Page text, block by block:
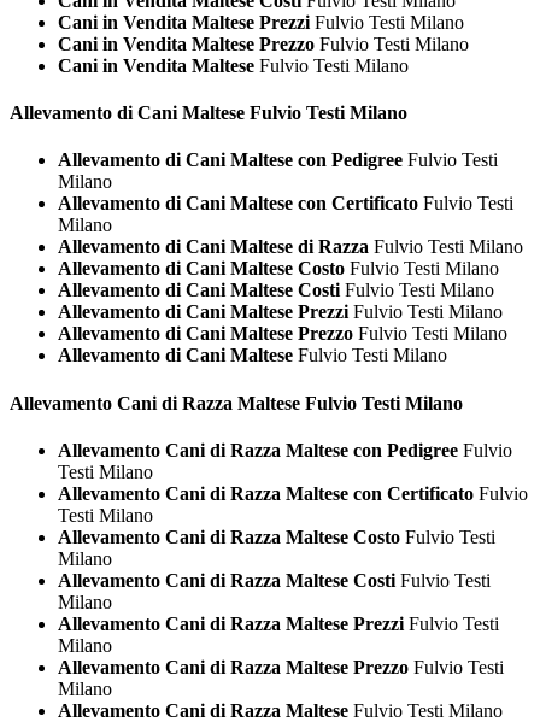
Cani in Vendita Maltese Prezzi Fulvio Testi Milano
Cani in Vendita Maltese Prezzo Fulvio Testi Milano
Cani in Vendita Maltese Fulvio Testi Milano
Allevamento di Cani Maltese Fulvio Testi Milano
Allevamento di Cani Maltese con Pedigree Fulvio Testi
Milano
Allevamento di Cani Maltese con Certificato Fulvio Testi
Milano
Allevamento di Cani Maltese di Razza Fulvio Testi Milano
Allevamento di Cani Maltese Costo Fulvio Testi Milano
Allevamento di Cani Maltese Costi Fulvio Testi Milano
Allevamento di Cani Maltese Prezzi Fulvio Testi Milano
Allevamento di Cani Maltese Prezzo Fulvio Testi Milano
Allevamento di Cani Maltese Fulvio Testi Milano
Allevamento Cani di Razza Maltese Fulvio Testi Milano
Allevamento Cani di Razza Maltese con Pedigree Fulvio
Testi Milano
Allevamento Cani di Razza Maltese con Certificato Fulvio
Testi Milano
Allevamento Cani di Razza Maltese Costo Fulvio Testi
Milano
Allevamento Cani di Razza Maltese Costi Fulvio Testi
Milano
Allevamento Cani di Razza Maltese Prezzi Fulvio Testi
Milano
Allevamento Cani di Razza Maltese Prezzo Fulvio Testi
Milano
Allevamento Cani di Razza Maltese Fulvio Testi Milano